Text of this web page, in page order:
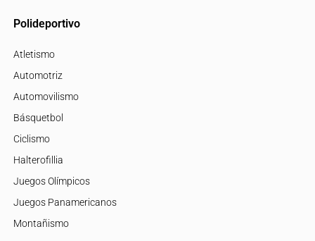
Polideportivo
Atletismo
Automotriz
Automovilismo
Básquetbol
Ciclismo
Halterofillia
Juegos Olímpicos
Juegos Panamericanos
Montañismo